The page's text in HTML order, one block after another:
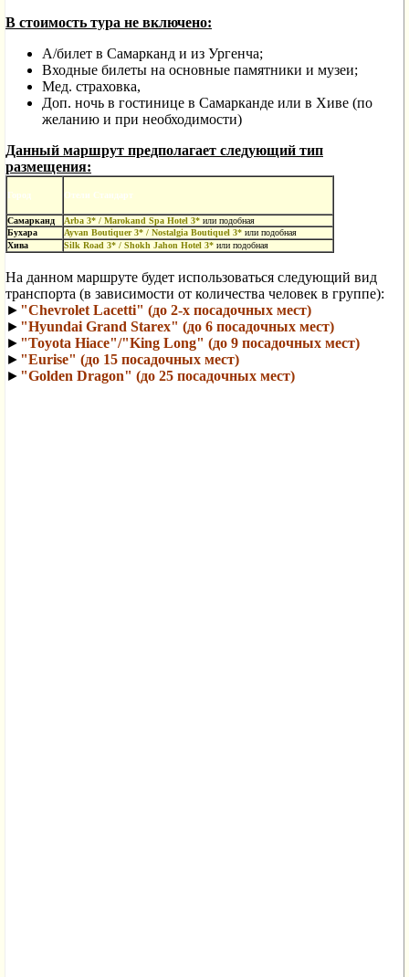
В стоимость тура не включено:
А/билет в Самарканд и из Ургенча;
Входные билеты на основные памятники и музеи;
Мед. страховка,
Доп. ночь в гостинице в Самарканде или в Хиве (по
желанию и при необходимости)
Данный маршрут предполагает следующий тип
размещения:
Город Отели Стандарт
Самарканд Arba 3* / Marokand Spa Hotel 3* или подобная
Бухара
Ayvan Boutiquer 3* / Nostalgia Boutiquel 3* или подобная
Хива
Silk Road 3* / Shokh Jahon Hotel 3* или подобная
На данном маршруте будет использоваться следующий вид
транспорта (в зависимости от количества человек в группе):
► "Chevrolet Lacetti" (до 2-х посадочных мест)
► "Hyundai Grand Starex" (до 6 посадочных мест)
► "Toyota Hiace"/"King Long" (до 9 посадочных мест)
► "Eurise" (до 15 посадочных мест)
► "Golden Dragon" (до 25 посадочных мест)